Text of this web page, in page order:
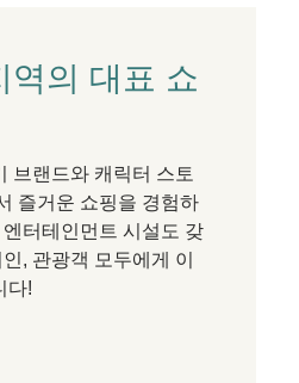
역의 대표 쇼
브랜드와 캐릭터 스토
즐거운 쇼핑을 경험하
터테인먼트 시설도 갖
, 관광객 모두에게 이
다!